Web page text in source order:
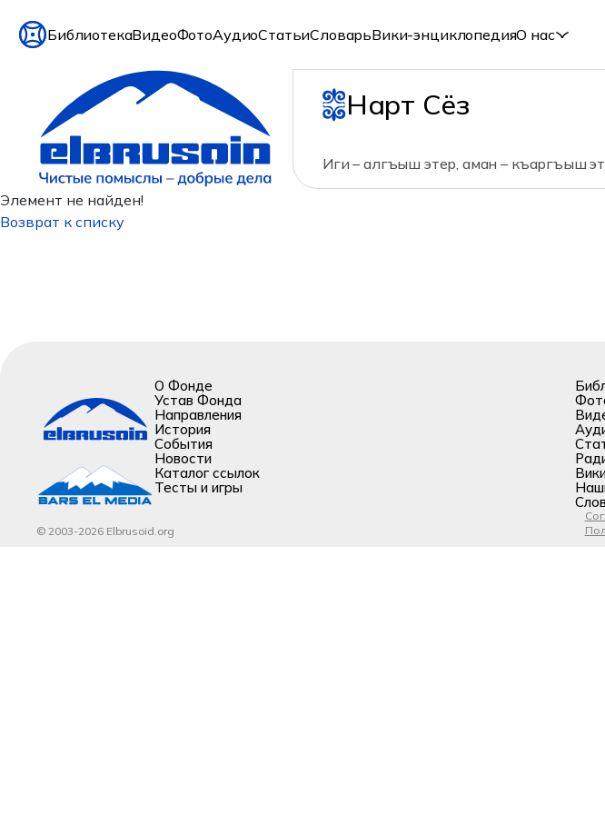
БиблиотекаВидеоФотоАудиоСтатьиСловарьВики-энциклопедияО нас
Нарт Сёз
Иги – алгъыш этер, аман – къаргъыш
Элемент не найден!
Возврат к списку
О Фонде
Устав Фонда
Направления
История
События
Новости
Каталог ссылок
Тесты и игры
© 2003-2026 Elbrusoid.org